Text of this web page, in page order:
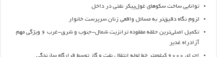
توانایی ساخت سکوهای غول‌پیکر نفتی در داخل
لزوم نگاه دقیق‌تر به مسائل واقعی زنان سرپرست خانوار
تکمیل اصلی‌ترین حلقه مفقوده ترانزیت شمال-جنوب و شرق-غرب ۶ ویژگی مهم
آزادراه غدیر